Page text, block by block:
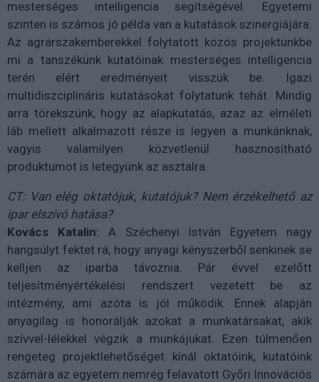
mesterséges intelligencia segítségével. Egyetemi
szinten is számos jó példa van a kutatások szinergiájára.
Az agrárszakemberekkel folytatott közös projektünkbe
mi a tanszékünk kutatóinak mesterséges intelligencia
terén elért eredményeit visszük be. Igazi
multidiszciplináris kutatásokat folytatunk tehát. Mindig
arra törekszünk, hogy az alapkutatás, azaz az elméleti
láb mellett alkalmazott része is legyen a munkánknak,
vagyis valamilyen közvetlenül hasznosítható
produktumot is letegyünk az asztalra.
CT: Van elég oktatójuk, kutatójuk? Nem érzékelhető az
ipar elszívó hatása?
Kovács Katalin: A Széchenyi István Egyetem nagy
hangsúlyt fektet rá, hogy anyagi kényszerből senkinek se
kelljen az iparba távoznia. Pár évvel ezelőtt
teljesítményértékelési rendszert vezetett be az
intézmény, ami azóta is jól működik. Ennek alapján
anyagilag is honorálják azokat a munkatársakat, akik
szívvel-lélekkel végzik a munkájukat. Ezen túlmenően
rengeteg projektlehetőséget kínál oktatóink, kutatóink
számára az egyetem nemrég felavatott Győri Innovációs